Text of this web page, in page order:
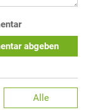
abgeben
Alle